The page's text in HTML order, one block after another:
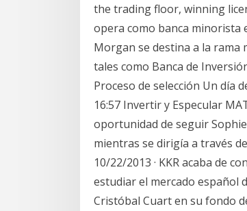
the trading floor, winning
opera como banca minorista
Morgan se destina a la rama
tales como Banca de
Proceso de selección Un día
16:57 Invertir y Especular
oportunidad de seguir
mientras se dirigía a través
10/22/2013 · KKR acaba de
estudiar el mercado español
Cristóbal Cuart en su fondo